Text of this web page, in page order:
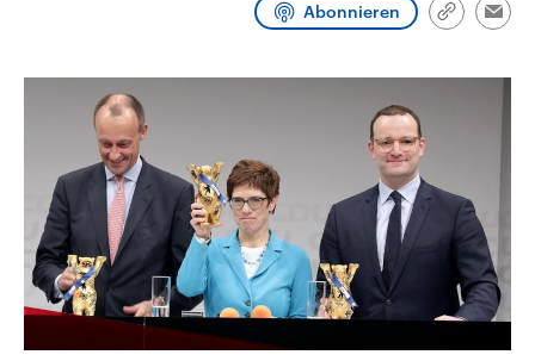
Abonnieren
Link